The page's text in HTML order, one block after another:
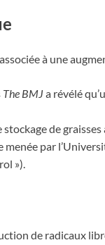
à une
The BMJ a révélé
de
menée par
»).
de radicaux